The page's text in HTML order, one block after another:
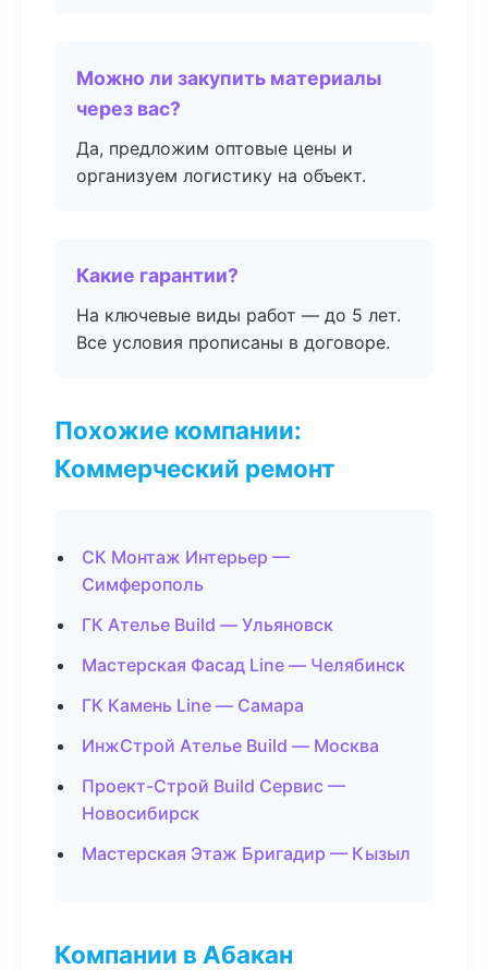
Можно ли закупить материалы
через вас?
Да, предложим оптовые цены и
организуем логистику на объект.
Какие гарантии?
На ключевые виды работ — до 5 лет.
Все условия прописаны в договоре.
Похожие компании:
Коммерческий ремонт
СК Монтаж Интерьер —
Симферополь
ГК Ателье Build — Ульяновск
Мастерская Фасад Line — Челябинск
ГК Камень Line — Самара
ИнжСтрой Ателье Build — Москва
Проект-Строй Build Сервис —
Новосибирск
Мастерская Этаж Бригадир — Кызыл
Компании в Абакан